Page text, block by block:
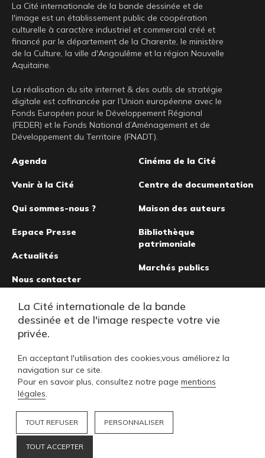
La Cité internationale de la bande dessinée et de
l'image est un établissement public de coopération
culturelle à caractère industriel et commercial créé et
financé par le département de la Charente, le ministère
de la Culture, la ville d'Angoulême et la région Nouvelle
Aquitaine.
La réalisation du site internet & des outils de stratégie
digitale est cofinancée par l’Union européenne avec le
Fonds Européen pour le Développement Régional
(FEDER) et le Fonds National d’Aménagement et de
Développement du Territoire (FNADT).
Pied
de
Agenda
Venir à la Cité
Qui sommes-nous ?
Espace Presse
Actualités
Nous contacter
Musée de la bande
dessinée
Cinéma de la Cité
Centre de documentation
Maison des auteurs
Bibliothèque
patrimoniale
Marchés publics
Footer
MENTIONS LÉGALES
La Cité internationale de la bande
dessinée et de l'image respecte votre vie
privée.
En acceptant l'utilisation des cookies,vous améliorez la
navigation sur ce site.
Pour en savoir plus, consultez notre page mentions
légales.
TOUT REFUSER PERSONNALISER
TOUT ACCEPTER